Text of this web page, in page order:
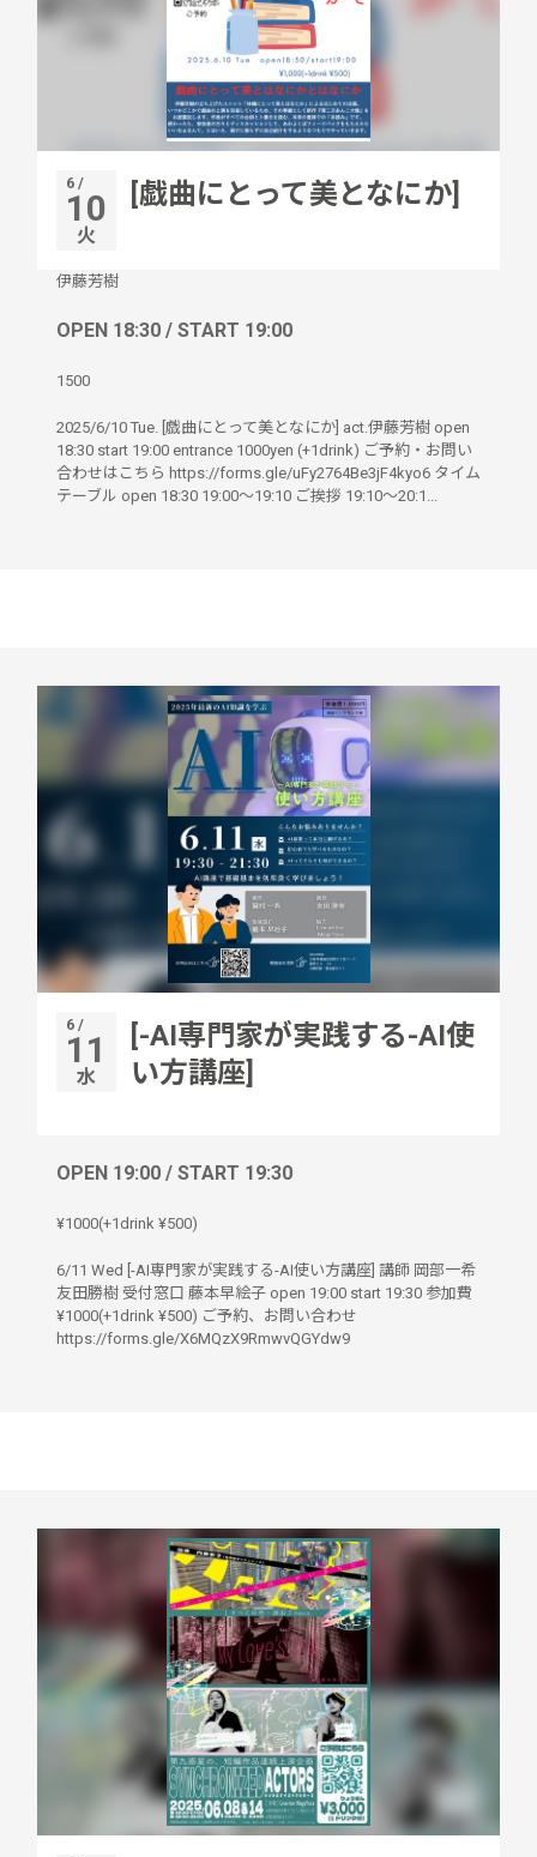
6 /
10
火
[戯曲にとって美となにか]
伊藤芳樹
OPEN 18:30 / START 19:00
1500
2025/6/10 Tue. [戯曲にとって美となにか] act.伊藤芳樹 open
18:30 start 19:00 entrance 1000yen (+1drink) ご予約・お問い
合わせはこちら https://forms.gle/uFy2764Be3jF4kyo6 タイム
テーブル open 18:30 19:00〜19:10 ご挨拶 19:10〜20:1...
6 /
11
水
[-AI専門家が実践する-AI使
い方講座]
OPEN 19:00 / START 19:30
¥1000(+1drink ¥500)
6/11 Wed [-AI専門家が実践する-AI使い方講座] 講師 岡部一希
友田勝樹 受付窓口 藤本早絵子 open 19:00 start 19:30 参加費
¥1000(+1drink ¥500) ご予約、お問い合わせ
https://forms.gle/X6MQzX9RmwvQGYdw9